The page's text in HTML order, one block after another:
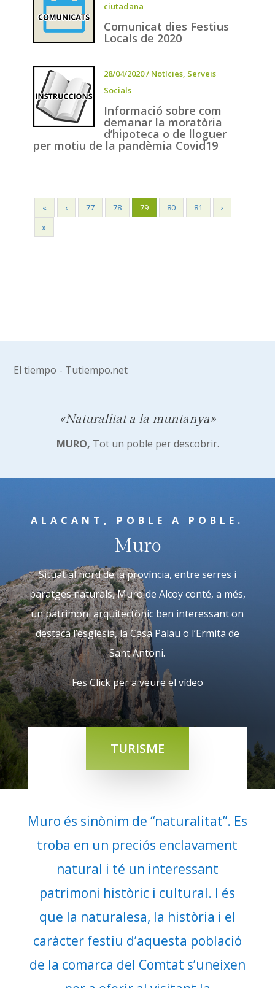
ciutadana
Comunicat dies Festius
Locals de 2020
28/04/2020/ Notícies, Serveis
Socials
Informació sobre com
demanar la moratòria
d’hipoteca o de lloguer
per motiu de la pandèmia Covid19
« ‹ 77 78 79 80 81
›
»
El tiempo - Tutiempo.net
«Naturalitat a la muntanya»
MURO, Tot un poble per descobrir.
ALACANT, POBLE A POBLE.
Muro
Situat al nord de la província, entre serres i
paratges naturals, Muro de Alcoy conté, a més,
un patrimoni arquitectònic ben interessant on
destaca l’església, la Casa Palau o l’Ermita de
Sant Antoni.
Fes Click per a veure el vídeo
TURISME
Muro és sinònim de “naturalitat”. Es
troba en un preciós enclavament
natural i té un interessant
patrimoni històric i cultural. I és
que la naturalesa, la història i el
caràcter festiu d’aquesta població
de la comarca del Comtat s’uneixen